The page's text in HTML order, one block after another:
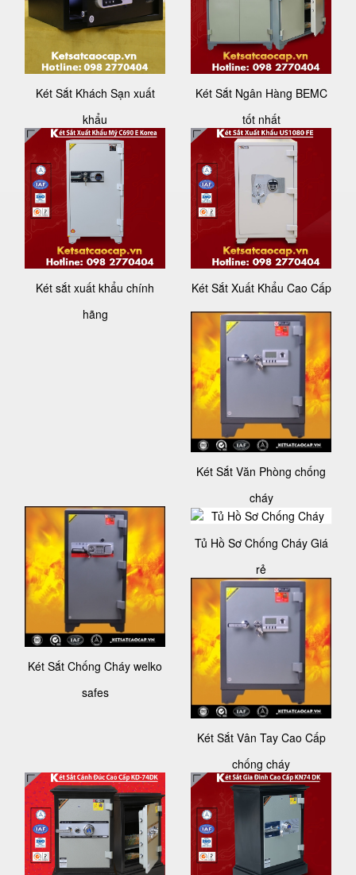
Két Sắt Khách Sạn xuất
khẩu
Két Sắt Ngân Hàng BEMC
tốt nhất
Két sắt xuất khẩu chính
hãng
Két Sắt Xuất Khẩu Cao Cấp
Két Sắt Văn Phòng chống
cháy
Két Sắt Chống Cháy welko
safes
Tủ Hồ Sơ Chống Cháy Giá
rẻ
Két Sắt Vân Tay Cao Cấp
chống cháy